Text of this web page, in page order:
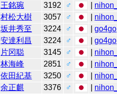
王銘琬 3192 ♂
村松大樹 3057 ♂
坂井秀至 3224 ♂ |go4go
安達利昌 3224 ♂ |go4go
片冈聪 3145 ♂
林海峰 2851 ♂
依田紀基 3250 ♂
余正麒 3376 ♂